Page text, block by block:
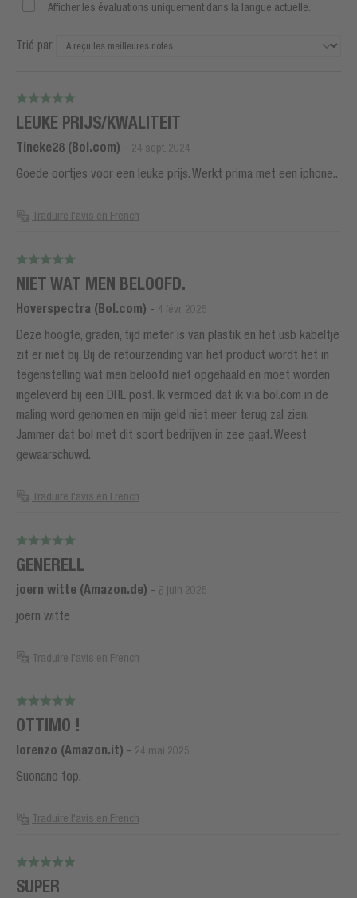
Afficher les évaluations uniquement dans la langue actuelle.
Trié par
LEUKE PRIJS/KWALITEIT
Tineke28 (Bol.com) - 24 sept. 2024
Goede oortjes voor een leuke prijs. Werkt prima met een iphone..
Traduire l'avis en French
NIET WAT MEN BELOOFD.
Hoverspectra (Bol.com) - 4 févr. 2025
Deze hoogte, graden, tijd meter is van plastik en het usb kabeltje
zit er niet bij. Bij de retourzending van het product wordt het in
tegenstelling wat men beloofd niet opgehaald en moet worden
ingeleverd bij een DHL post. Ik vermoed dat ik via bol.com in de
maling word genomen en mijn geld niet meer terug zal zien.
Jammer dat bol met dit soort bedrijven in zee gaat. Weest
gewaarschuwd.
Traduire l'avis en French
GENERELL
joern witte (Amazon.de) - 6 juin 2025
joern witte
Traduire l'avis en French
OTTIMO !
lorenzo (Amazon.it) - 24 mai 2025
Suonano top.
Traduire l'avis en French
SUPER